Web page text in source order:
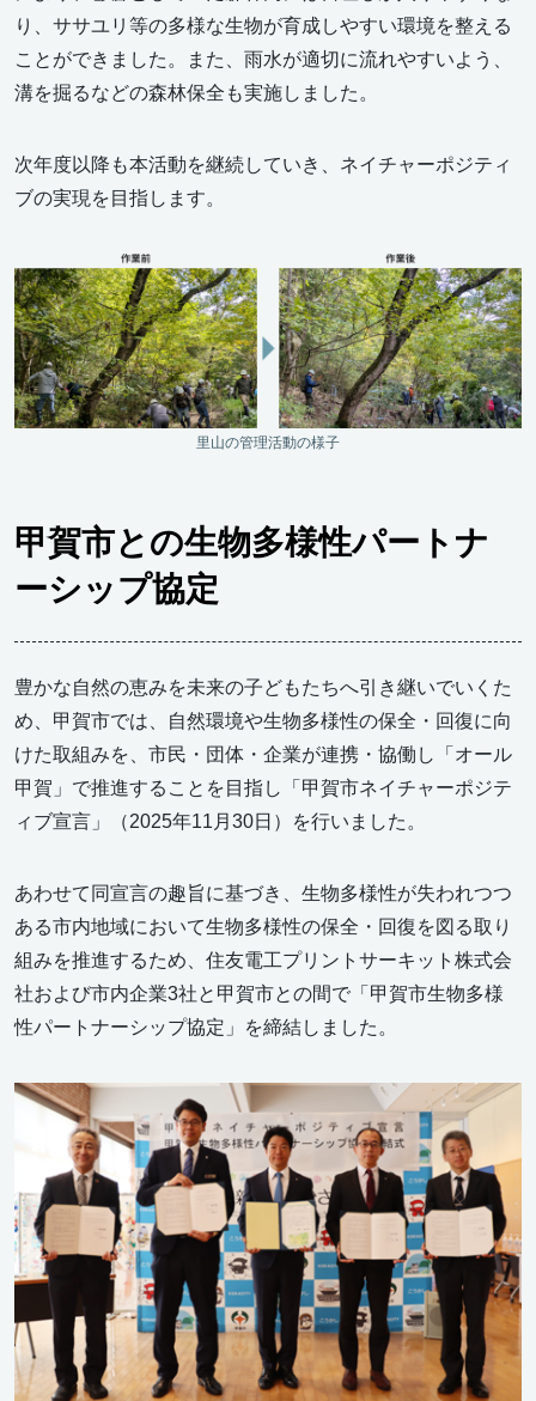
り、ササユリ等の多様な生物が育成しやすい環境を整える
ことができました。また、雨水が適切に流れやすいよう、
溝を掘るなどの森林保全も実施しました。
次年度以降も本活動を継続していき、ネイチャーポジティ
ブの実現を目指します。
里山の管理活動の様子
甲賀市との生物多様性パートナ
ーシップ協定
豊かな自然の恵みを未来の子どもたちへ引き継いでいくた
め、甲賀市では、自然環境や生物多様性の保全・回復に向
けた取組みを、市民・団体・企業が連携・協働し「オール
甲賀」で推進することを目指し「甲賀市ネイチャーポジテ
ィブ宣言」（2025年11月30日）を行いました。
あわせて同宣言の趣旨に基づき、生物多様性が失われつつ
ある市内地域において生物多様性の保全・回復を図る取り
組みを推進するため、住友電工プリントサーキット株式会
社および市内企業3社と甲賀市との間で「甲賀市生物多様
性パートナーシップ協定」を締結しました。